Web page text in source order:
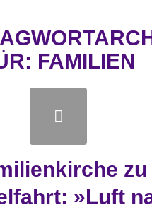
FAMILIEN
zu
»Luft